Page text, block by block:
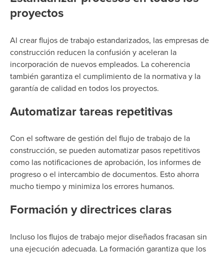
proyectos
Al crear flujos de trabajo estandarizados, las empresas de
construcción reducen la confusión y aceleran la
incorporación de nuevos empleados. La coherencia
también garantiza el cumplimiento de la normativa y la
garantía de calidad en todos los proyectos.
Automatizar tareas repetitivas
Con el software de gestión del flujo de trabajo de la
construcción, se pueden automatizar pasos repetitivos
como las notificaciones de aprobación, los informes de
progreso o el intercambio de documentos. Esto ahorra
mucho tiempo y minimiza los errores humanos.
Formación y directrices claras
Incluso los flujos de trabajo mejor diseñados fracasan sin
una ejecución adecuada. La formación garantiza que los